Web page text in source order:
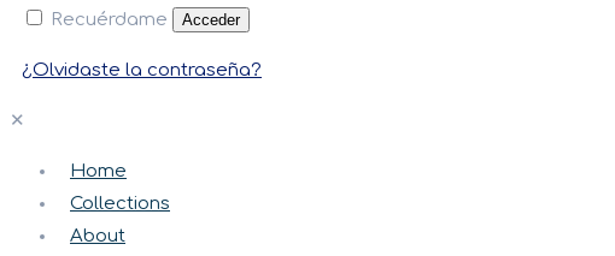
Recuérdame Acceder
¿Olvidaste la contraseña?
✕
Home
Collections
About